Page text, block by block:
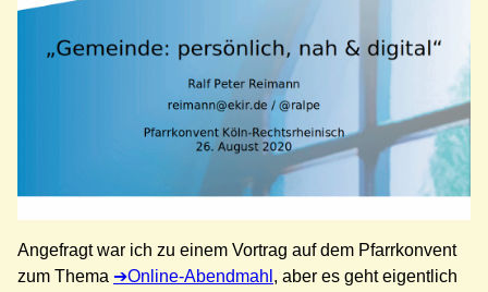
Angefragt war ich zu einem Vortrag auf dem Pfarrkonvent
zum Thema
Online-Abendmahl , aber es geht eigentlich